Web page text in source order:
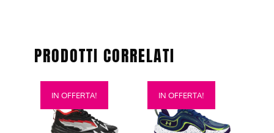
PRODOTTI CORRELATI
IN OFFERTA!
Questo
prodotto
IN OFFERTA!
Questo
prodotto